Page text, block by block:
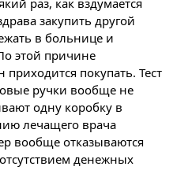
закупить другой
в больнице и
этой причине
покупать. Тест
ручки вообще не
одну коробку в
лечащего врача
вообще отказываются
денежных